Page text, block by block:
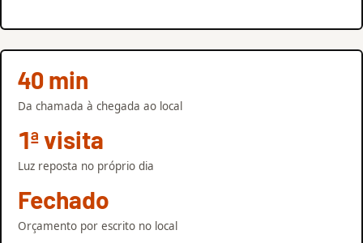
40 min
Da chamada à chegada ao local
1ª visita
Luz reposta no próprio dia
Fechado
Orçamento por escrito no local